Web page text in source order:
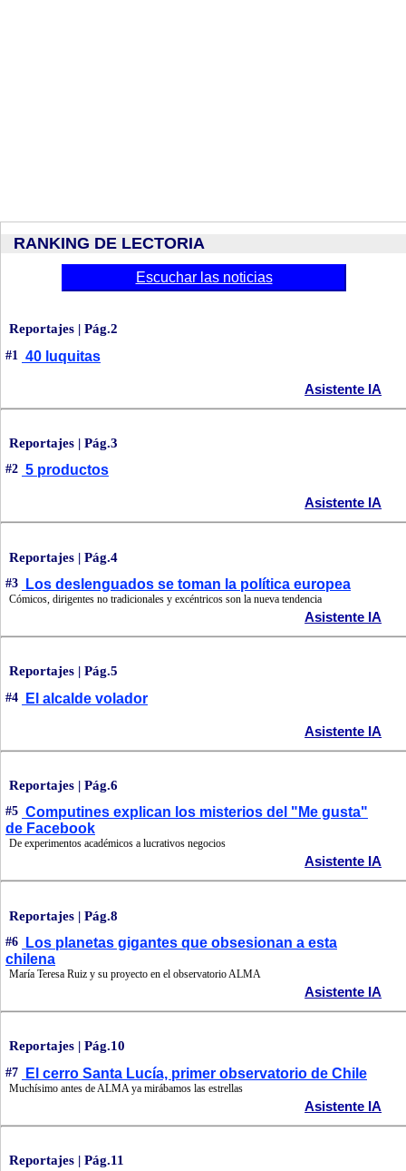
RANKING DE LECTORIA
Escuchar las noticias
Reportajes | Pág.2
#1 40 luquitas
Asistente IA
Reportajes | Pág.3
#2 5 productos
Asistente IA
Reportajes | Pág.4
#3 Los deslenguados se toman la política europea
Cómicos, dirigentes no tradicionales y excéntricos son la nueva tendencia
Asistente IA
Reportajes | Pág.5
#4 El alcalde volador
Asistente IA
Reportajes | Pág.6
#5 Computines explican los misterios del "Me gusta"
de Facebook
De experimentos académicos a lucrativos negocios
Asistente IA
Reportajes | Pág.8
#6
Los planetas gigantes que obsesionan a esta
chilena
María Teresa Ruiz y su proyecto en el observatorio ALMA
Asistente IA
Reportajes | Pág.10
#7 El cerro Santa Lucía, primer observatorio de Chile
Muchísimo antes de ALMA ya mirábamos las estrellas
Asistente IA
Reportajes | Pág.11